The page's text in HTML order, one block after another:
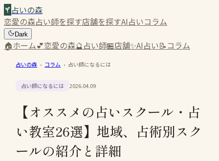
占いの森
恋愛の森占い師を探す店舗を探すAI占いコラム
Dark
🏠ホーム💕恋愛の森🔮占い師🏪店舗✨AI占い📝コラム
占いの森 › コラム › 占い師になるには
占い師になるには 2026.04.09
【オススメの占いスクール・占
い教室26選】地域、占術別スク
ールの紹介と詳細